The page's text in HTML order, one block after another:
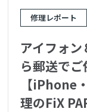
修理レポート
アイフォ
ら郵送でご
【iPhone
理のFiX